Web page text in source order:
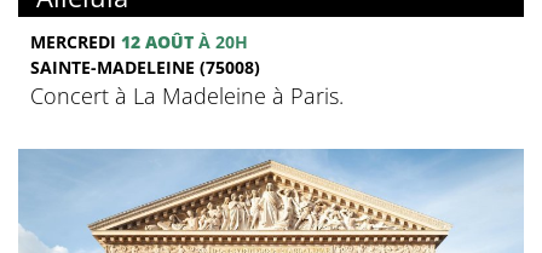
MERCREDI 12 AOÛT À 20H
SAINTE-MADELEINE (75008)
Concert à La Madeleine à Paris.